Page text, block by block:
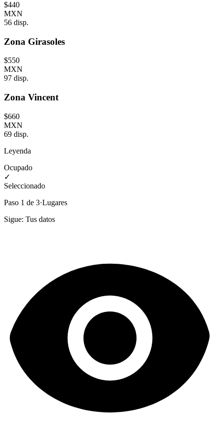
$440
MXN
56 disp.
Zona Girasoles
$550
MXN
97 disp.
Zona Vincent
$660
MXN
69 disp.
Leyenda
Ocupado
✓
Seleccionado
Paso 1 de 3·Lugares
Sigue: Tus datos